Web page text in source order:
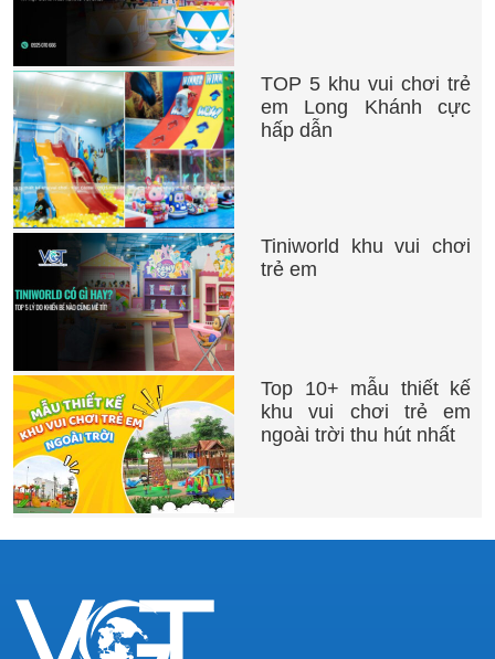
TOP 5 khu vui chơi trẻ
em Long Khánh cực
hấp dẫn
Tiniworld khu vui chơi
trẻ em
Top 10+ mẫu thiết kế
khu vui chơi trẻ em
ngoài trời thu hút nhất